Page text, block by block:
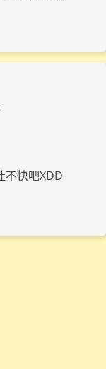
不快吧XDD